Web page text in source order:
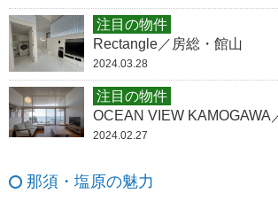
注目の物件
Rectangle／房総・館山
2024.03.28
注目の物件
OCEAN VIEW KAMOGAWA
2024.02.27
那須・塩原の魅力